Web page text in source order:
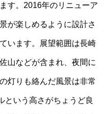
す。2016年のリニューア
が楽しめるように設計さ
います。展望範囲は長崎
山などが含まれ、夜間に
灯りも絡んだ風景は非常
という高さがちょうど良